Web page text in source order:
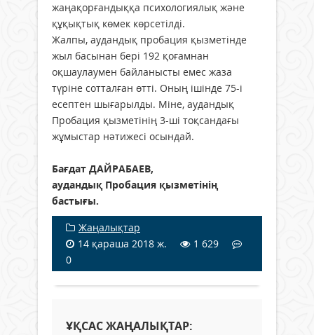
жаңақорғандыққа психологиялық және
құқықтық көмек көрсетілді.
Жалпы, аудандық пробация қызметінде
жыл басынан бері 192 қоғамнан
оқшаулаумен байланысты емес жаза
түріне сотталған өтті. Оның ішінде 75-і
есептен шығарылды. Міне, аудандық
Пробация қызметінің 3-ші тоқсандағы
жұмыстар нәтижесі осындай.
Бағдат ДАЙРАБАЕВ,
аудандық Пробация қызметінің
бастығы.
Жаңалықтар
14 қараша 2018 ж.
1 629
0
ҰҚСАС ЖАҢАЛЫҚТАР: